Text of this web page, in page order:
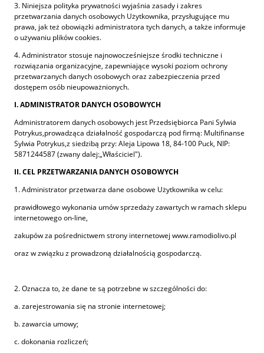
3. Niniejsza polityka prywatności wyjaśnia zasady i zakres
przetwarzania danych osobowych Użytkownika, przysługujące mu
prawa, jak też obowiązki administratora tych danych, a także informuje
o używaniu plików cookies.
4. Administrator stosuje najnowocześniejsze środki techniczne i
rozwiązania organizacyjne, zapewniające wysoki poziom ochrony
przetwarzanych danych osobowych oraz zabezpieczenia przed
dostępem osób nieupoważnionych.
I. ADMINISTRATOR DANYCH OSOBOWYCH
Administratorem danych osobowych jest Przedsiębiorca Pani Sylwia
Potrykus,prowadząca działalność gospodarczą pod firmą: Multifinanse
Sylwia Potrykus,z siedzibą przy: Aleja Lipowa 18, 84-100 Puck, NIP:
5871244587 (zwany dalej:„Właściciel").
II. CEL PRZETWARZANIA DANYCH OSOBOWYCH
1. Administrator przetwarza dane osobowe Użytkownika w celu:
prawidłowego wykonania umów sprzedaży zawartych w ramach sklepu
internetowego on-line,
zakupów za pośrednictwem strony internetowej www.ramodiolivo.pl
oraz w związku z prowadzoną działalnością gospodarczą.
2. Oznacza to, że dane te są potrzebne w szczególności do:
a. zarejestrowania się na stronie internetowej;
b. zawarcia umowy;
c. dokonania rozliczeń;